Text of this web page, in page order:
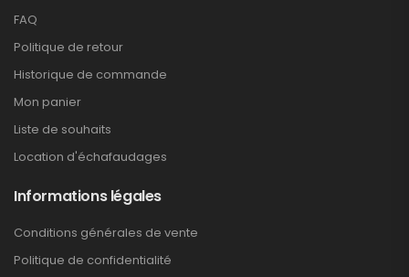
FAQ
Politique de retour
Historique de commande
Mon panier
Liste de souhaits
Location d'échafaudages
Informations légales
Conditions générales de vente
Politique de confidentialité